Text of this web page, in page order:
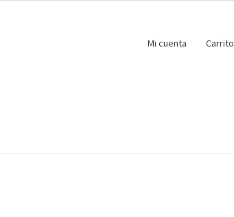
Mi cuenta Carrito